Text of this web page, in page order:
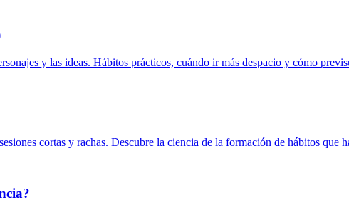
y las ideas. Hábitos prácticos, cuándo ir más despacio y cómo
cortas y rachas. Descubre la ciencia de la formación de hábitos que